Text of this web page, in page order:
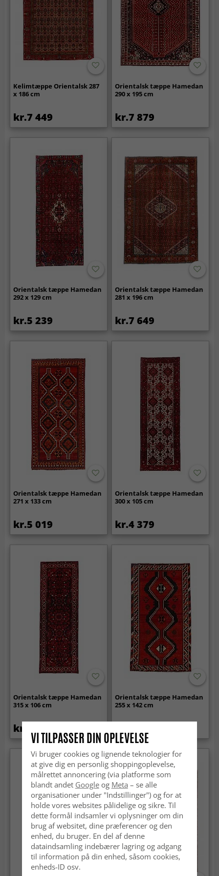
Kelimtæppe Orientalsk 287
x 186 cm
kr.7 449
Orientalsk tæppe Hamedan
290 x 195 cm
kr.7 879
Orientalsk tæppe Hamedan
292 x 129 cm
kr.5 239
Orientalsk tæppe Hamedan
281 x 196 cm
kr.7 649
Orientalsk tæppe Hamedan
271 x 133 cm
kr.5 019
Orientalsk tæppe Hamedan
300 x 105 cm
kr.4 379
Orientalsk tæppe Hamedan
315 x 106 cm
kr.4 649
Orientalsk tæppe Hamedan
255 x 142 cm
VI TILPASSER DIN OPLEVELSE
Vi bruger cookies og lignende teknologier for
at give dig en personlig shoppingoplevelse,
målrettet annoncering (via platforme som
blandt andet Googleog Meta – se alle
organisationer under "Indstillinger") og for at
holde vores websites pålidelige og sikre. Til
dette formål indsamler vi oplysninger om din
brug af websitet, dine præferencer og den
enhed, du bruger. En del af denne
dataindsamling indebærer lagring og adgang
til information på din enhed, såsom cookies,
enheds-ID osv.